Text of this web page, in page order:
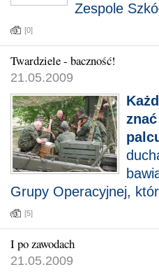
Zespole
[0]
Twardziele - baczność!
21.05.2009
Grupy Operacyjnej,
[5]
I po zawodach
21.05.2009